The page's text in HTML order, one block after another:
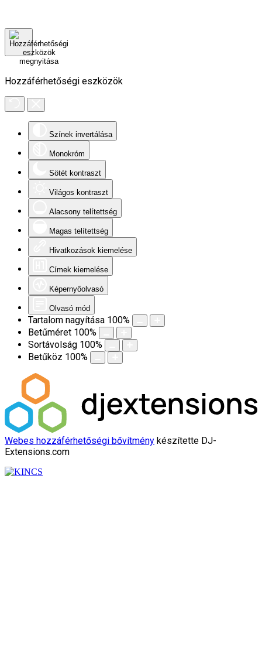
Hozzáférhetőségi eszközök
Színek invertálása
Monokróm
Sötét kontraszt
Világos kontraszt
Alacsony telítettség
Magas telítettség
Hivatkozások kiemelése
Címek kiemelése
Képernyőolvasó
Olvasó mód
Tartalom nagyítása 100%
Betűméret 100%
Sortávolság 100%
Betűköz 100%
Webes hozzáférhetőségi bővítmény készítette DJ-
Extensions.com